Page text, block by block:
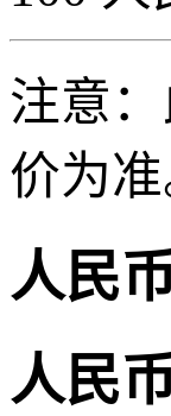
注意
价为准
人民
人民